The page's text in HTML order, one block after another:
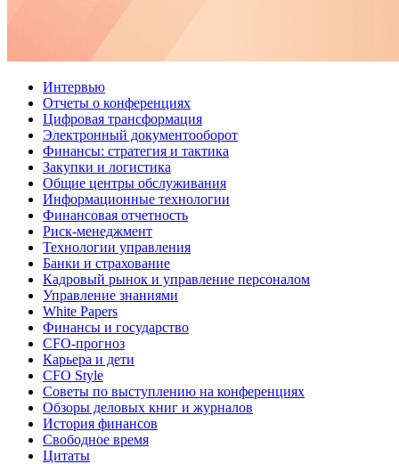
Интервью
Отчеты о конференциях
Цифровая трансформация
Электронный документооборот
Финансы: стратегия и тактика
Закупки и логистика
Общие центры обслуживания
Информационные технологии
Финансовая отчетность
Риск-менеджмент
Технологии управления
Банки и страхование
Кадровый рынок и управление персоналом
Управление знаниями
White Papers
Финансы и государство
CFO-прогноз
Карьера и дети
CFO Style
Советы по выступлению на конференциях
Обзоры деловых книг и журналов
История финансов
Свободное время
Цитаты